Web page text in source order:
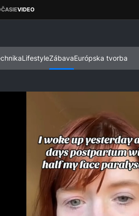
LifestyleZábavaEurópska tvorba